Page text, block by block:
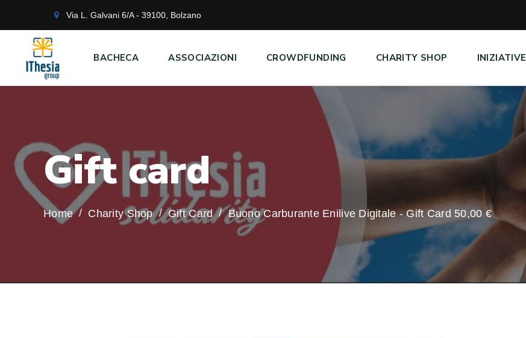
Via L. Galvani 6/A - 39100, Bolzano
BACHECA ASSOCIAZIONI CROWDFUNDING CHARITY SHOP INIZIATIVE
Gift card
Home Charity Shop Gift Card Buono Carburante Enilive Digitale - Gift Card 50,00 €